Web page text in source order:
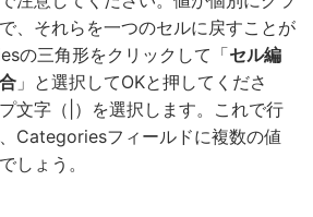
、それらを一つのセルに戻すことが
の三角形をクリックして「セル編
」と選択してOKと押してくださ
文字（|）を選択します。これで行
Categoriesフィールドに複数の値
しょう。